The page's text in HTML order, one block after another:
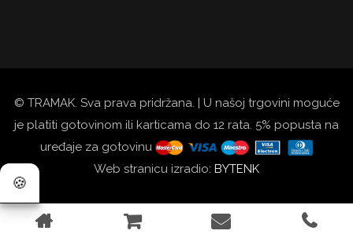
© TRAMAK. Sva prava pridržana. | U našoj trgovini moguće
je platiti gotovinom ili karticama do 12 rata. 5% popusta na
uređaje za gotovinu
Web stranicu izradio: BYTENK